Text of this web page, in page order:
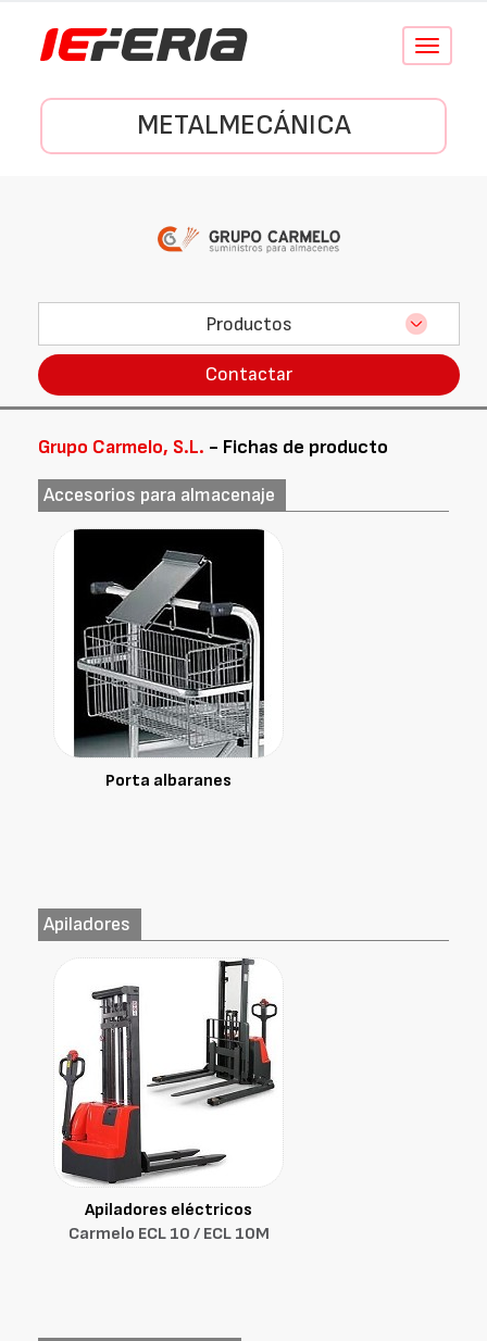
Conmutar
METALMECÁNICA
Productos
Contactar
Grupo Carmelo, S.L. - Fichas de producto
Accesorios para almacenaje
Porta albaranes
Apiladores
Apiladores eléctricos
Carmelo ECL 10 / ECL 10M